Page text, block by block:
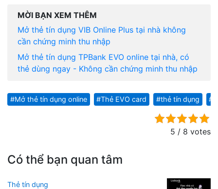
MỜI BẠN XEM THÊM
Mở thẻ tín dụng VIB Online Plus tại nhà không
cần chứng minh thu nhập
Mở thẻ tín dụng TPBank EVO online tại nhà, có
thẻ dùng ngay - Không cần chứng minh thu nhập
Mở thẻ tín dụng online Thẻ EVO card thẻ tín dụng
5 / 8 votes
Có thể bạn quan tâm
Thẻ tín dụng